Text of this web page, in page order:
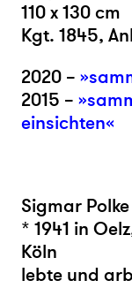
110 x 130 cm
Kgt. 1845,
2020 –
2015 –
einsichten«
Sigmar Polke
* 1941 in
Köln
lebte und